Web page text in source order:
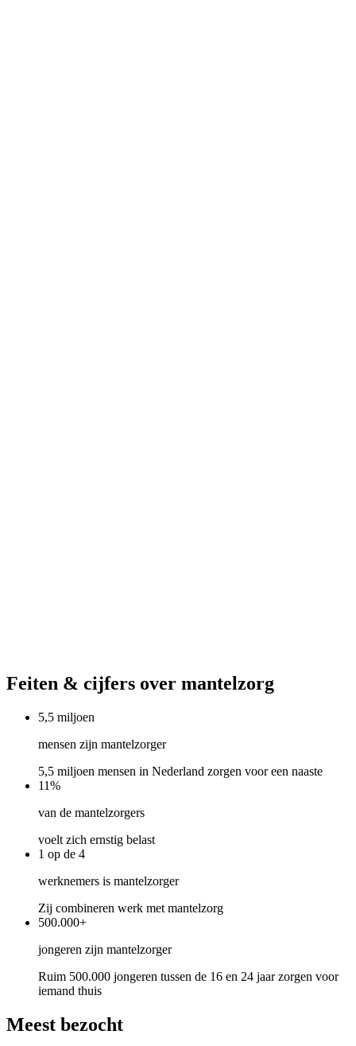
Project
Zorgen voor jezelf, er zijn voor elkaar
In het project Zorgen voor jezelf, er zijn voor elkaar – onderdeel van
tijdens lokale bijeenkomsten met elkaar in gesprek over wonen,
komen vragen als: ‘Wat gaat er goed en wil ik zo houden?’, ‘Hoe
wil ik straks wonen?’ en ‘Voor wie ben ik er en wie is er voor mij?’.
Feiten & cijfers over mantelzorg
5,5 miljoen
mensen zijn mantelzorger
5,5 miljoen mensen in Nederland zorgen voor een naaste
11%
van de mantelzorgers
voelt zich ernstig belast
1 op de 4
werknemers is mantelzorger
Zij combineren werk met mantelzorg
500.000+
jongeren zijn mantelzorger
Ruim 500.000 jongeren tussen de 16 en 24 jaar zorgen voor
iemand thuis
Meest bezocht